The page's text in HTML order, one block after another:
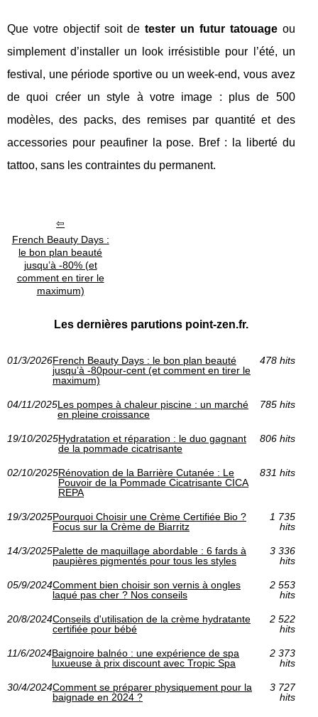
Que votre objectif soit de tester un futur tatouageou
simplement d’installer un look irrésistible pour l’été, un
festival, une période sportive ou un week-end, vous avez
de quoi créer un style à votre image : plus de 500
modèles, des packs, des remises par quantité et des
accessories pour peaufiner la pose. Bref : la liberté du
tattoo, sans les contraintes du permanent.
French Beauty Days :
le bon plan beauté
jusqu’à -80% (et
comment en tirer le
maximum)
Les dernières parutions point-zen.fr.
01/3/2026French Beauty Days : le bon plan beauté
jusqu’à -80pour-cent (et comment en tirer le
maximum)
478 hits
04/11/2025Les pompes à chaleur piscine : un marché
en pleine croissance
785 hits
19/10/2025Hydratation et réparation : le duo gagnant
de la pommade cicatrisante
806 hits
02/10/2025Rénovation de la Barrière Cutanée : Le
Pouvoir de la Pommade Cicatrisante CICA
REPA
831 hits
19/3/2025Pourquoi Choisir une Crème Certifiée Bio ?
Focus sur la Crème de Biarritz
1 735
hits
14/3/2025Palette de maquillage abordable : 6 fards à
paupières pigmentés pour tous les styles
3 336
hits
05/9/2024Comment bien choisir son vernis à ongles
laqué pas cher ? Nos conseils
2 553
hits
20/8/2024Conseils d'utilisation de la crème hydratante
certifiée pour bébé
2 522
hits
11/6/2024Baignoire balnéo : une expérience de spa
luxueuse à prix discount avec Tropic Spa
2 373
hits
30/4/2024Comment se préparer physiquement pour la
baignade en 2024 ?
3 727
hits